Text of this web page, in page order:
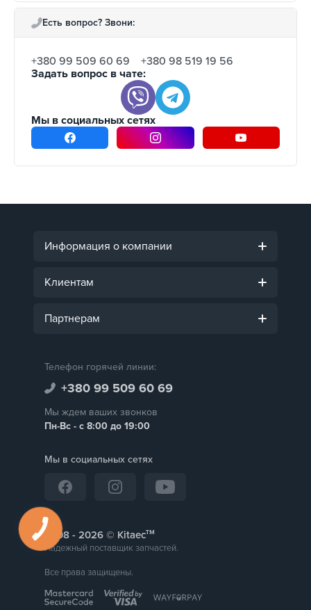
Есть вопрос? Звони:
+380 99 509 60 69
+380 98 519 19 56
Задать вопрос в чате:
Мы в социальных сетях
Информация о компании
Клиентам
Партнерам
Телефон горячей линии:
+380 99 509 60 69
Мы ждем ваших звонков
Пн-Вс - с 8:00 до 19:00
Мы в социальных сетях
2008 - © Kitaecтм
Надежный поставщик запчастей.
Все права защищены.